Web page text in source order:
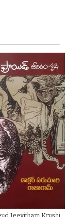
Jeevitham Krushi